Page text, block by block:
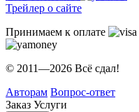
Трейлер о сайте
Принимаем к оплате
© 2011—2026 Всё сдал!
Авторам Вопрос-ответ
Заказ Услуги